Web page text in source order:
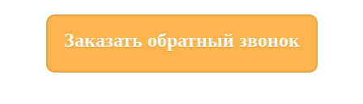
Заказать обратный звонок